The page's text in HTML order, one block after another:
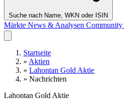
Suche nach Name, WKN oder ISIN
Märkte News & Analysen Community
Startseite
» Aktien
» Lahontan Gold Aktie
» Nachrichten
Lahontan Gold Aktie